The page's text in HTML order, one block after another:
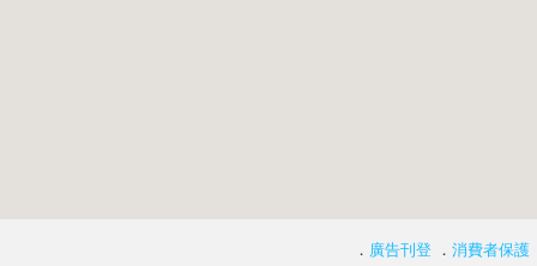
． 廣告刊登 ． 消費者保護